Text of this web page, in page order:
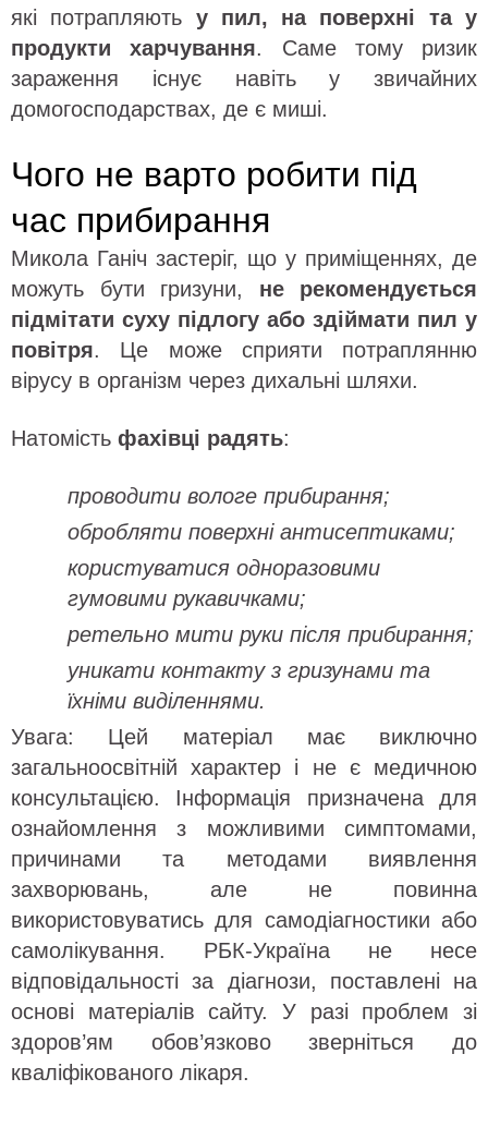
які потрапляють у пил, на поверхні та у
продукти харчування. Саме тому ризик
зараження існує навіть у звичайних
домогосподарствах, де є миші.
Чого не варто робити під
час прибирання
Микола Ганіч застеріг, що у приміщеннях, де
можуть бути гризуни, не рекомендується
підмітати суху підлогу або здіймати пил у
повітря. Це може сприяти потраплянню
вірусу в організм через дихальні шляхи.
Натомість фахівці радять:
проводити вологе прибирання;
обробляти поверхні антисептиками;
користуватися одноразовими
гумовими рукавичками;
ретельно мити руки після прибирання;
уникати контакту з гризунами та
їхніми виділеннями.
Увага: Цей матеріал має виключно
загальноосвітній характер і не є медичною
консультацією. Інформація призначена для
ознайомлення з можливими симптомами,
причинами та методами виявлення
захворювань, але не повинна
використовуватись для самодіагностики або
самолікування. РБК-Україна не несе
відповідальності за діагнози, поставлені на
основі матеріалів сайту. У разі проблем зі
здоров’ям обов’язково зверніться до
кваліфікованого лікаря.